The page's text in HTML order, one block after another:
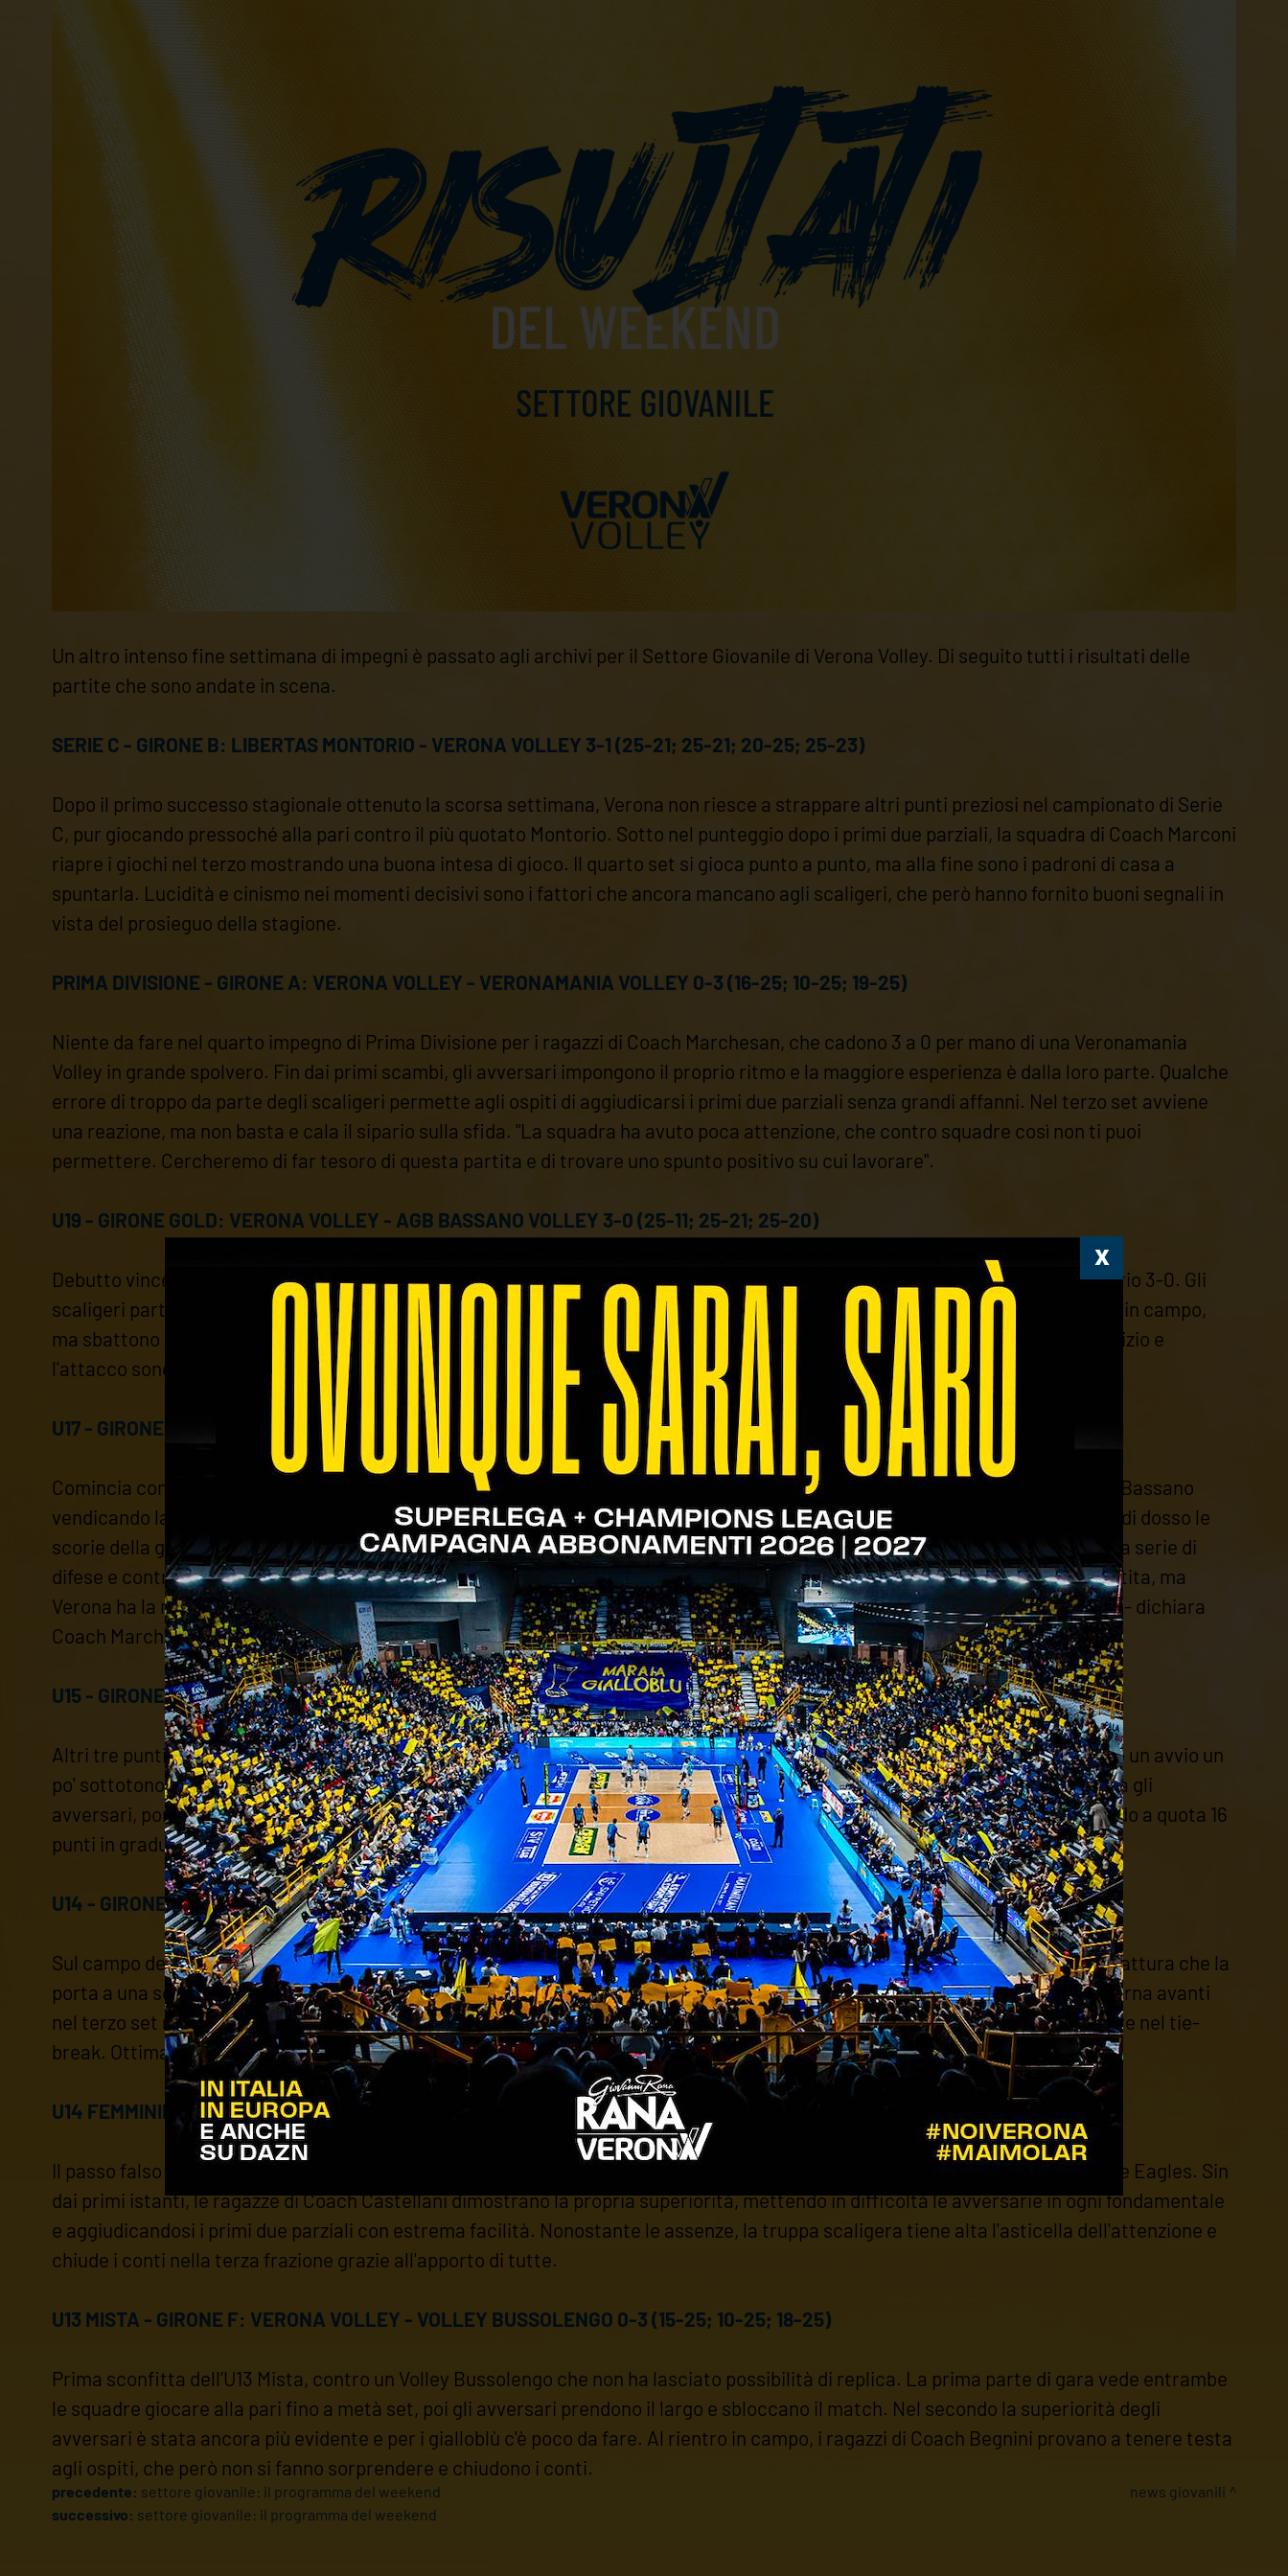
Un altro intenso fine settimana di impegni è passato agli archivi per il Settore Giovanile di Verona Volley. Di seguito tutti i risultati delle
partite che sono andate in scena.
SERIE C - GIRONE B: LIBERTAS MONTORIO - VERONA VOLLEY 3-1 (25-21; 25-21; 20-25; 25-23)
Dopo il primo successo stagionale ottenuto la scorsa settimana, Verona non riesce a strappare altri punti preziosi nel campionato di Serie
C, pur giocando pressoché alla pari contro il più quotato Montorio. Sotto nel punteggio dopo i primi due parziali, la squadra di Coach Marconi
riapre i giochi nel terzo mostrando una buona intesa di gioco. Il quarto set si gioca punto a punto, ma alla fine sono i padroni di casa a
spuntarla. Lucidità e cinismo nei momenti decisivi sono i fattori che ancora mancano agli scaligeri, che però hanno fornito buoni segnali in
vista del prosieguo della stagione.
PRIMA DIVISIONE - GIRONE A: VERONA VOLLEY - VERONAMANIA VOLLEY 0-3 (16-25; 10-25; 19-25)
Niente da fare nel quarto impegno di Prima Divisione per i ragazzi di Coach Marchesan, che cadono 3 a 0 per mano di una Veronamania
Volley in grande spolvero. Fin dai primi scambi, gli avversari impongono il proprio ritmo e la maggiore esperienza è dalla loro parte. Qualche
errore di troppo da parte degli scaligeri permette agli ospiti di aggiudicarsi i primi due parziali senza grandi affanni. Nel terzo set avviene
una reazione, ma non basta e cala il sipario sulla sfida. "La squadra ha avuto poca attenzione, che contro squadre così non ti puoi
permettere. Cercheremo di far tesoro di questa partita e di trovare uno spunto positivo su cui lavorare".
U19 - GIRONE GOLD: VERONA VOLLEY - AGB BASSANO VOLLEY 3-0 (25-11; 25-21; 25-20)
Debutto vincente nella seconda fase del torneo Interterritoriale per la formazione U19, che travolge il Bassano con un perentorio 3-0. Gli
scaligeri partono forte e terminano la prima frazione con un notevole distacco sugli avversari, che provano a reagire al rientro in campo,
ma sbattono contro il muro di Padovani e compagni, capaci di bloccare dieci volte gli ospiti sotto rete in tutta la partita. Il servizio e
l'attacco sono fattori determinanti anche nel terzo set, che i ragazzi di Marconi vincono, mettendo il sigillo sul match.
U17 - GIRONE GOLD: VERONA VOLLEY - AGB BASSANO ROSSA 3-0 (25-18; 25-21; 26-24)
Comincia con il piede giusto la seconda fase del campionato Interterritoriale per la truppa U17, che con un netto 3 a 0 liquida il Bassano
vendicando la finale persa la scorsa stagione. Gara equilibrata nei primi scambi con i padroni di casa che cercano di scrollarsi di dosso le
scorie della gara giocata la sera precedente e sbloccano l'incontro. Secondo set ancora punto a punto fino a quando una buona serie di
difese e contrattacchi consentono ai gialloblù di chiudere il parziale. Nel terzo set invece, i vicentini tentano di rientrare in partita, ma
Verona ha la meglio ai vantaggi e strappa il successo. "Abbiamo messo in campo un buon atteggiamento e la giusta attenzione - dichiara
Coach Marchesan - All'inizio eravamo contratti, poi ci siamo sciolti. Ora l'obiettivo è tenere questi picchi positivi".
U15 - GIRONE B: VERONA VOLLEY - PALLAVOLO LEGNAGO 3-0 (25-19; 25-18; 25-19)
Altri tre punti e comando della classifica mantenuto per la formazione U15, che si impone sul Pallavolo Legnago per 3 a 0. Dopo un avvio un
po' sottotono in ricezione, la squadra di Coach Jorcano sfoga tutta la sua qualità in attacco e nel finale dei primi due set stacca gli
avversari, portandosi sul 2-0. L'efficacia al servizio di Costa, poi, fa la differenza e gli scaligeri ottengono il bottino pieno salendo a quota 16
punti in graduatoria.
U14 - GIRONE C: SOAVE VOLLEY - VERONA VOLLEY 2-3 (16-25; 25-18; 19-25; 25-12; 9-15)
Sul campo della capolista Soave Volley, la compagine guidata da Coach Pallaro soffre, ma conquista una vittoria di pregevole fattura che la
porta a una sola lunghezza dai diretti avversari. Passata in vantaggio al termine del primo parziale, Verona viene ripresa, ma torna avanti
nel terzo set mostrando una buona continuità sottorete. I padroni di casa, poi, non lasciano scampo nel quarto, prima di crollare nel tie-
break. Ottima prova collettiva da parte degli scaligeri in vista dei prossimi impegni.
U14 FEMMINILE - GIRONE E: THE EAGLES - VERONA VOLLEY 0-3 (15-25; 10-25; 15-25)
Il passo falso della scorsa settimana viene messo alle spalle e l'U14 Femminile sfodera una prova di assoluto valore in casa delle Eagles. Sin
dai primi istanti, le ragazze di Coach Castellani dimostrano la propria superiorità, mettendo in difficoltà le avversarie in ogni fondamentale
e aggiudicandosi i primi due parziali con estrema facilità. Nonostante le assenze, la truppa scaligera tiene alta l'asticella dell'attenzione e
chiude i conti nella terza frazione grazie all'apporto di tutte.
U13 MISTA - GIRONE F: VERONA VOLLEY - VOLLEY BUSSOLENGO 0-3 (15-25; 10-25; 18-25)
Prima sconfitta dell’U13 Mista, contro un Volley Bussolengo che non ha lasciato possibilità di replica. La prima parte di gara vede entrambe
le squadre giocare alla pari fino a metà set, poi gli avversari prendono il largo e sbloccano il match. Nel secondo la superiorità degli
avversari è stata ancora più evidente e per i gialloblù c'è poco da fare. Al rientro in campo, i ragazzi di Coach Begnini provano a tenere testa
agli ospiti, che però non si fanno sorprendere e chiudono i conti.
precedente: settore giovanile: il programma del weekend
successivo: settore giovanile: il programma del weekend
news giovanili